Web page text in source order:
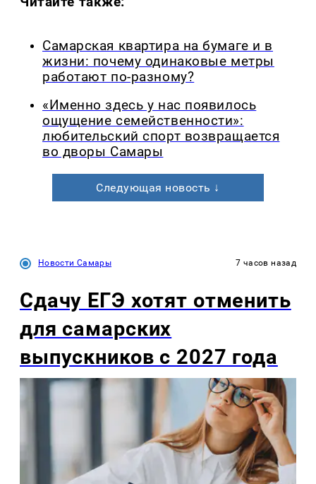
Самарская квартира на бумаге и в
жизни: почему одинаковые метры
работают по-разному?
«Именно здесь у нас появилось
ощущение семейственности»:
любительский спорт возвращается
во дворы Самары
Следующая новость ↓
Новости Самары 7 часов назад
Сдачу ЕГЭ хотят отменить
для самарских
выпускников с 2027 года